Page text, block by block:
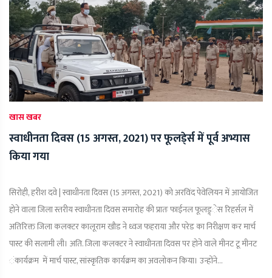
खास खबर
स्वाधीनता दिवस (15 अगस्त, 2021) पर फूलडे्र्स में पूर्व अभ्यास
किया गया
सिरोही, हरीश दवे | स्वाधीनता दिवस (15 अगस्त, 2021) को अरविंद पेवेलियन में आयोजित
होने वाला जिला स्तरीय स्वाधीनता दिवस समारोह की प्रातः फाईनल फूलड्र्ेस रिहर्सल में
अतिरिक्त जिला कलक्टर कालूराम खौड ने ध्वज फहराया और परेड का निरीक्षण कर मार्च
पास्ट की सलामी ली। अति. जिला कलक्टर ने स्वाधीनता दिवस पर होने वाले मीनट टू मीनट
ंकार्यक्रम में मार्च पास्ट, सांस्कृतिक कार्यक्रम का अवलोकन किया। उन्होंने...